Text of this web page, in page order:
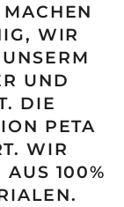
WIR
UND
DIE
PETA
WIR
100%